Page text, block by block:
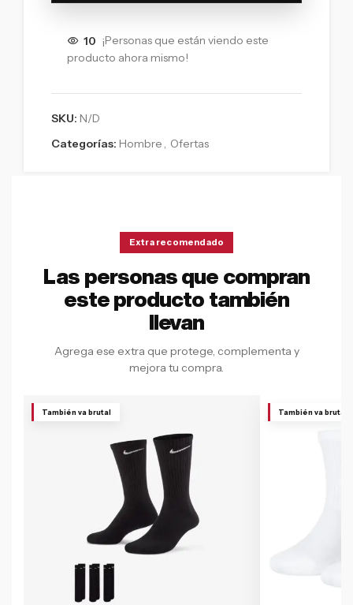
10 ¡Personas que están viendo este
producto ahora mismo!
SKU: N/D
Categorías: Hombre , Ofertas
Extra recomendado
Las personas que compran
este producto también
llevan
Agrega ese extra que protege, complementa y
mejora tu compra.
También va brutal También va brutal